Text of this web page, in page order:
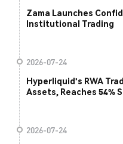
Zama Launches
Institutional Trading
2026-07-24
Hyperliquid's RWA
Assets, Reaches 54%
2026-07-24